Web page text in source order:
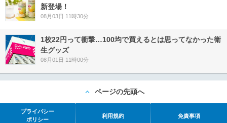
新登場！
08月03日 11時30分
1枚22円って衝撃…100均で買えるとは思ってなかった衛
生グッズ
08月01日 11時00分
ページの先頭へ
プライバシー
ポリシー
利用規約 免責事項